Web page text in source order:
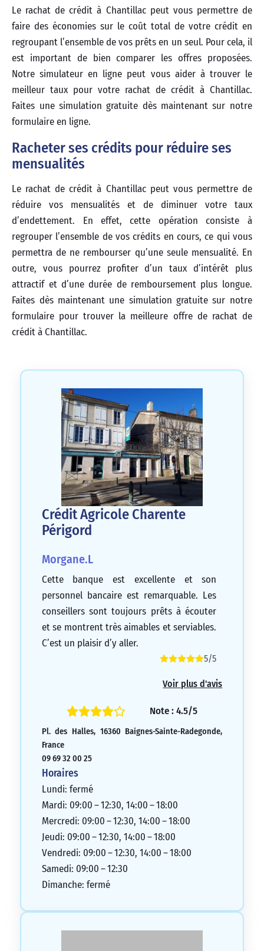
Le rachat de crédit à Chantillac peut vous permettre de
faire des économies sur le coût total de votre crédit en
regroupant l’ensemble de vos prêts en un seul. Pour cela, il
est important de bien comparer les offres proposées.
Notre simulateur en ligne peut vous aider à trouver le
meilleur taux pour votre rachat de crédit à Chantillac.
Faites une simulation gratuite dès maintenant sur notre
formulaire en ligne.
Racheter ses crédits pour réduire ses
mensualités
Le rachat de crédit à Chantillac peut vous permettre de
réduire vos mensualités et de diminuer votre taux
d’endettement. En effet, cette opération consiste à
regrouper l’ensemble de vos crédits en cours, ce qui vous
permettra de ne rembourser qu’une seule mensualité. En
outre, vous pourrez profiter d’un taux d’intérêt plus
attractif et d’une durée de remboursement plus longue.
Faites dès maintenant une simulation gratuite sur notre
formulaire pour trouver la meilleure offre de rachat de
crédit à Chantillac.
Crédit Agricole Charente
Périgord
Morgane.L
Cette banque est excellente et son
personnel bancaire est remarquable. Les
conseillers sont toujours prêts à écouter
et se montrent très aimables et serviables.
C’est un plaisir d’y aller.
5/5
Voir plus d'avis
Note : 4.5/5
Pl. des Halles, 16360 Baignes-Sainte-Radegonde,
France
09 69 32 00 25
Horaires
Lundi: fermé
Mardi: 09:00 – 12:30, 14:00 – 18:00
Mercredi: 09:00 – 12:30, 14:00 – 18:00
Jeudi: 09:00 – 12:30, 14:00 – 18:00
Vendredi: 09:00 – 12:30, 14:00 – 18:00
Samedi: 09:00 – 12:30
Dimanche: fermé